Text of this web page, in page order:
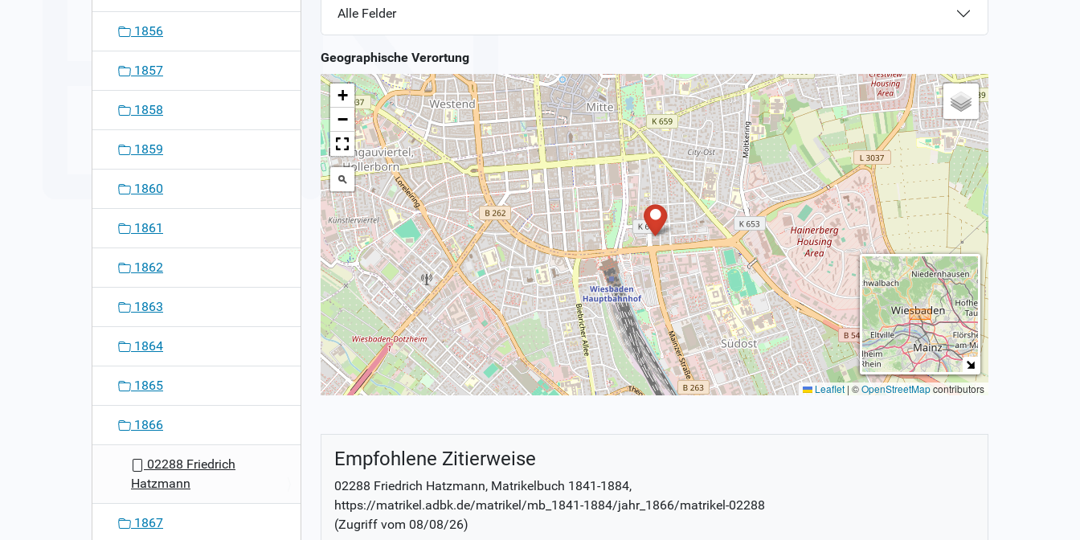
Alle Felder
Geographische Verortung
+
−
Leaflet | ©OpenStreetMapcontributors
Empfohlene Zitierweise
02288 Friedrich Hatzmann, Matrikelbuch 1841-1884,
https://matrikel.adbk.de/matrikel/mb_1841-1884/jahr_1866/matrikel-02288
(Zugriff vom 08/08/26)
1856
1857
1858
1859
1860
1861
1862
1863
1864
1865
1866
02288 Friedrich
Hatzmann
1867